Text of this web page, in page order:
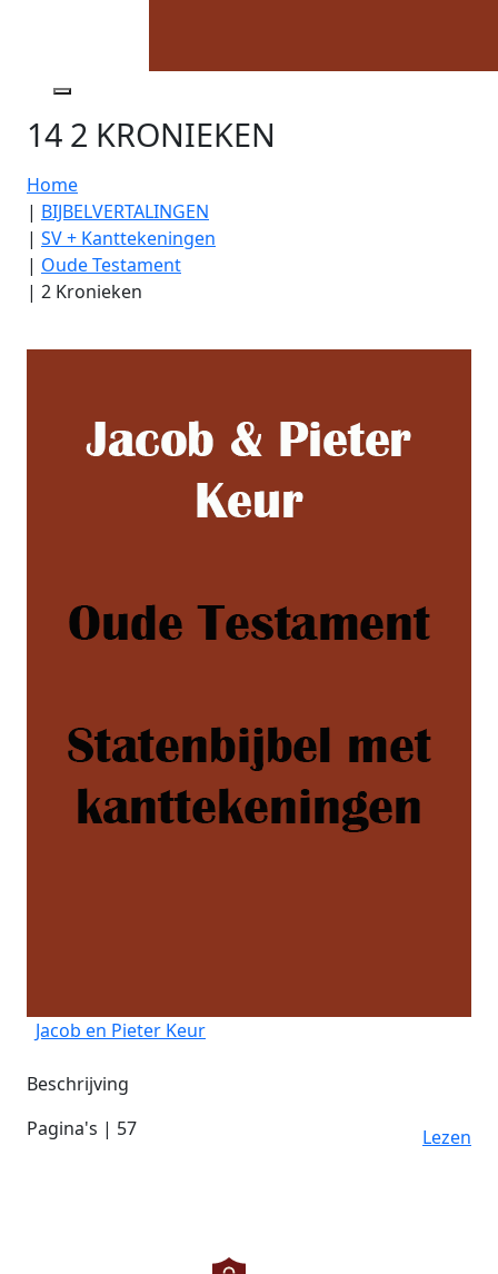
14 2 KRONIEKEN
Home
| BIJBELVERTALINGEN
| SV + Kanttekeningen
| Oude Testament
| 2 Kronieken
Jacob en Pieter Keur
Beschrijving
Pagina's | 57
Lezen